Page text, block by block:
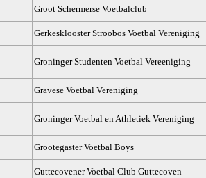
Groot Schermerse Voetbalclub
Gerkesklooster Stroobos Voetbal Vereniging
Groninger Studenten Voetbal Vereeniging
Gravese Voetbal Vereniging
Groninger Voetbal en Athletiek Vereniging
Grootegaster Voetbal Boys
Guttecovener Voetbal Club Guttecoven